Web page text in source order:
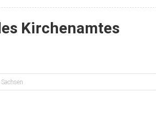
Kirchenamtes
Sachsen